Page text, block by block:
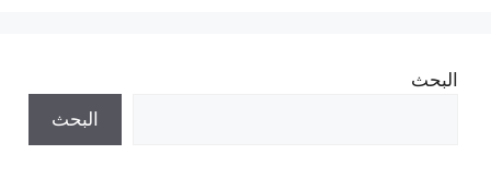
البحث
البحث